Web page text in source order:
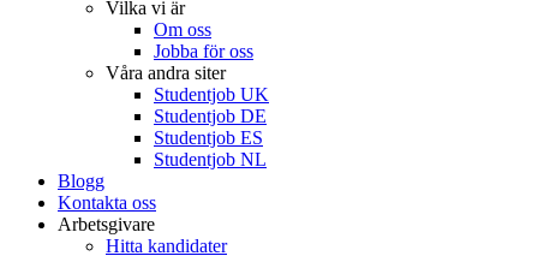
Vilka vi är
Om oss
Jobba för oss
Våra andra siter
Studentjob UK
Studentjob DE
Studentjob ES
Studentjob NL
Blogg
Kontakta oss
Arbetsgivare
Hitta kandidater